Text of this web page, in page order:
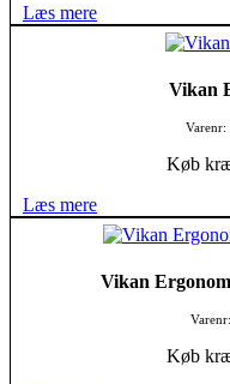
Læs mere
Vikan
Køb
Læs mere
Vikan
Køb